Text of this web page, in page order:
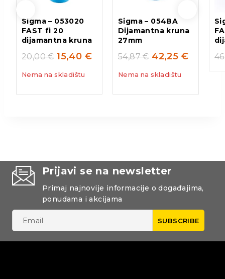
Sigma – 053020
FAST fi 20
dijamantna kruna
20,00€ 15,40 €
Nema na skladištu
Sigma – 054BA
Dijamantna kruna
27mm
54,87€ 42,25 €
Nema na skladištu
Prijavi se na newsletter
Primaj najnovije informacije o događajima,
ponudama i akcijama